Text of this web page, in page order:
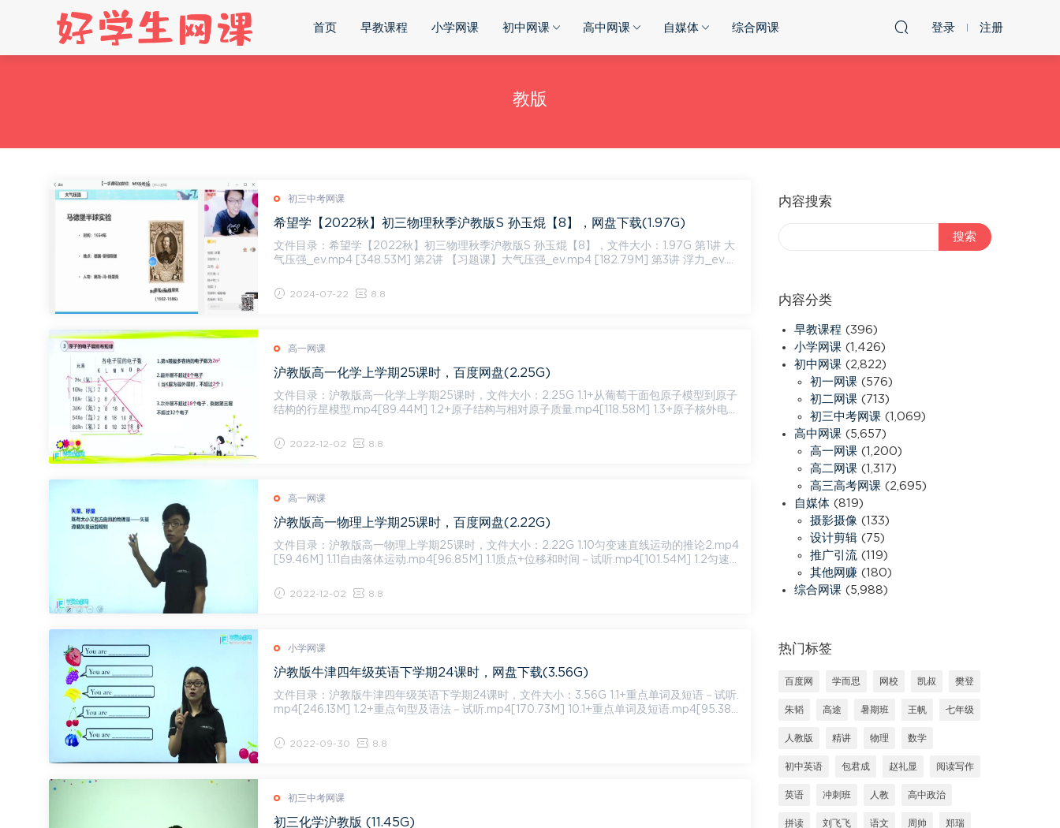
首页 早教课程 小学网课 初中网课 高中网课 自媒体 综合网课 登录 注册
教版
初三中考网课
希望学【2022秋】初三物理秋季沪教版S 孙玉焜【8】，网盘下载(1.97G)
文件目录：希望学【2022秋】初三物理秋季沪教版S 孙玉焜【8】，文件大小：1.97G 第1讲 大
气压强_ev.mp4 [348.53M] 第2讲 【习题课】大气压强_ev.mp4 [182.79M] 第3讲 浮力_ev.m
2024-07-22 8.8
高一网课
沪教版高一化学上学期25课时，百度网盘(2.25G)
文件目录：沪教版高一化学上学期25课时，文件大小：2.25G 1.1+从葡萄干面包原子模型到原子
结构的行星模型.mp4[89.44M] 1.2+原子结构与相对原子质量.mp4[118.58M] 1.3+原子核外电
2022-12-02 8.8
高一网课
沪教版高一物理上学期25课时，百度网盘(2.22G)
文件目录：沪教版高一物理上学期25课时，文件大小：2.22G 1.10匀变速直线运动的推论2.mp4
[59.46M] 1.11自由落体运动.mp4[96.85M] 1.1质点+位移和时间－试听.mp4[101.54M] 1.2匀速...
2022-12-02 8.8
小学网课
沪教版牛津四年级英语下学期24课时，网盘下载(3.56G)
文件目录：沪教版牛津四年级英语下学期24课时，文件大小：3.56G 1.1+重点单词及短语－试听.
mp4[246.13M] 1.2+重点句型及语法－试听.mp4[170.73M] 10.1+重点单词及短语.mp4[95.38
2022-09-30 8.8
初三中考网课
初三化学沪教版 (11.45G)
内容搜索
内容分类
早教课程 (396)
小学网课 (1,426)
初中网课 (2,822)
初一网课 (576)
初二网课 (713)
初三中考网课 (1,069)
高中网课 (5,657)
高一网课 (1,200)
高二网课 (1,317)
高三高考网课 (2,695)
自媒体 (819)
摄影摄像 (133)
设计剪辑 (75)
推广引流 (119)
其他网赚 (180)
综合网课 (5,988)
热门标签
百度网 学而思 网校 凯叔 樊登
朱韬 高途 暑期班 王帆 七年级
人教版 精讲 物理 数学
初中英语 包君成 赵礼显 阅读写作
英语 冲刺班 人教 高中政治
拼读 刘飞飞 语文 周帅 郑瑞